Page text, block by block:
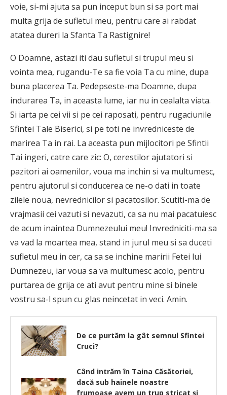
voie, si-mi ajuta sa pun inceput bun si sa port mai
multa grija de sufletul meu, pentru care ai rabdat
atatea dureri la Sfanta Ta Rastignire!
O Doamne, astazi iti dau sufletul si trupul meu si
vointa mea, rugandu-Te sa fie voia Ta cu mine, dupa
buna placerea Ta. Pedepseste-ma Doamne, dupa
indurarea Ta, in aceasta lume, iar nu in cealalta viata.
Si iarta pe cei vii si pe cei raposati, pentru rugaciunile
Sfintei Tale Biserici, si pe toti ne invredniceste de
marirea Ta in rai. La aceasta pun mijlocitori pe Sfintii
Tai ingeri, catre care zic: O, cerestilor ajutatori si
pazitori ai oamenilor, voua ma inchin si va multumesc,
pentru ajutorul si conducerea ce ne-o dati in toate
zilele noua, nevrednicilor si pacatosilor. Scutiti-ma de
vrajmasii cei vazuti si nevazuti, ca sa nu mai pacatuiesc
de acum inaintea Dumnezeului meu! Invredniciti-ma sa
va vad la moartea mea, stand in jurul meu si sa duceti
sufletul meu in cer, ca sa se inchine maririi Fetei lui
Dumnezeu, iar voua sa va multumesc acolo, pentru
purtarea de grija ce ati avut pentru mine si binele
vostru sa-l spun cu glas neincetat in veci. Amin.
De ce purtăm la gât semnul Sfintei
Cruci?
Când intrăm în Taina Căsătoriei,
dacă sub hainele noastre
frumoase avem un trup stricat şi